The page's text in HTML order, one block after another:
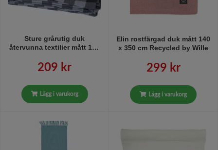
Sture grårutig duk
återvunna textilier mått 140
209 kr
Lägg i varukorg
Elin rostfärgad duk mått 140
x 350 cm Recycled by Wille
299 kr
Lägg i varukorg